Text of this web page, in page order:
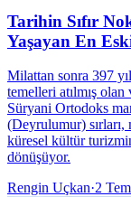
Tarihin Sıfır
Yaşayan En
Milattan sonra 397
temelleri atılmış
Süryani Ortodoks
(Deyrulumur)
küresel kültür
dönüşüyor.
Rengin Uçkan·2